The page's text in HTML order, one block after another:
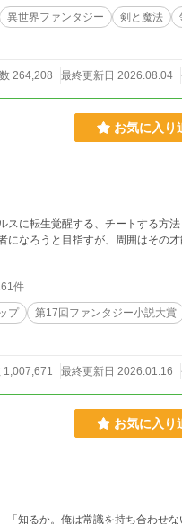
いた方々に感謝申し上げます！
異世界ファンタジー 剣と魔法
264,208 最終更新日 2026.08.04
お気に入り
スに転生覚醒する、チートする方
なろうと目指すが、周囲はその
件
プ
第17回ファンタジー小説大賞
1,007,671 最終更新日 2026.01.16
お気に入り
知るか。俺は常識を持ち合わせな